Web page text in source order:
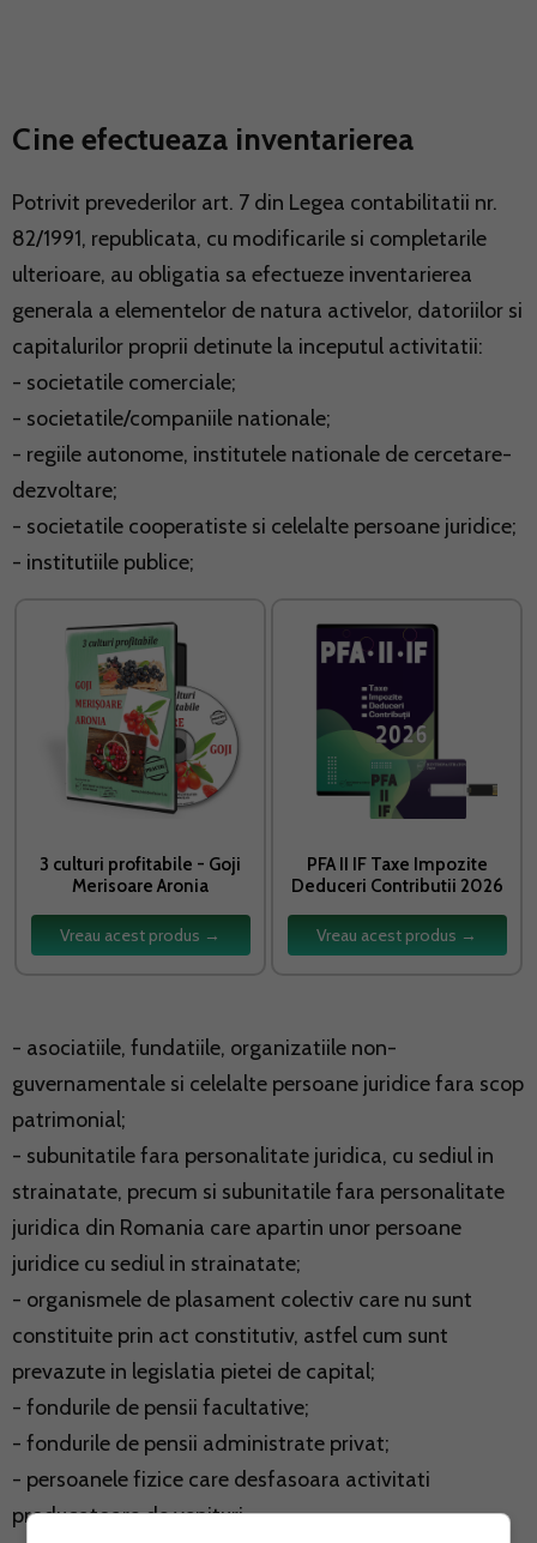
Cine efectueaza inventarierea
Potrivit prevederilor art. 7 din Legea contabilitatii nr.
82/1991, republicata, cu modificarile si completarile
ulterioare, au obligatia sa efectueze inventarierea
generala a elementelor de natura activelor, datoriilor si
capitalurilor proprii detinute la inceputul activitatii:
- societatile comerciale;
- societatile/companiile nationale;
- regiile autonome, institutele nationale de cercetare-
dezvoltare;
- societatile cooperatiste si celelalte persoane juridice;
- institutiile publice;
3 culturi profitabile - Goji
Merisoare Aronia
Vreau acest produs →
PFA II IF Taxe Impozite
Deduceri Contributii 2026
Vreau acest produs →
- asociatiile, fundatiile, organizatiile non-
guvernamentale si celelalte persoane juridice fara scop
patrimonial;
- subunitatile fara personalitate juridica, cu sediul in
strainatate, precum si subunitatile fara personalitate
juridica din Romania care apartin unor persoane
juridice cu sediul in strainatate;
- organismele de plasament colectiv care nu sunt
constituite prin act constitutiv, astfel cum sunt
prevazute in legislatia pietei de capital;
- fondurile de pensii facultative;
- fondurile de pensii administrate privat;
- persoanele fizice care desfasoara activitati
producatoare de venituri